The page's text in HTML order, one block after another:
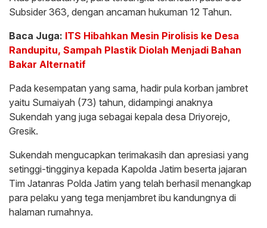
Subsider 363, dengan ancaman hukuman 12 Tahun.
Baca Juga: ITS Hibahkan Mesin Pirolisis ke Desa
Randupitu, Sampah Plastik Diolah Menjadi Bahan
Bakar Alternatif
Pada kesempatan yang sama, hadir pula korban jambret
yaitu Sumaiyah (73) tahun, didampingi anaknya
Sukendah yang juga sebagai kepala desa Driyorejo,
Gresik.
Sukendah mengucapkan terimakasih dan apresiasi yang
setinggi-tingginya kepada Kapolda Jatim beserta jajaran
Tim Jatanras Polda Jatim yang telah berhasil menangkap
para pelaku yang tega menjambret ibu kandungnya di
halaman rumahnya.